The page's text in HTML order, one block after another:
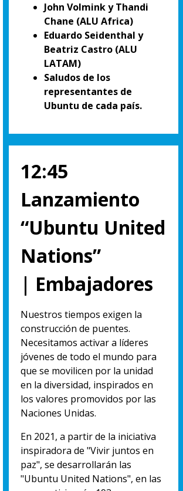
John Volmink y Thandi
Chane (ALU Africa)
Eduardo Seidenthal y
Beatriz Castro (ALU
LATAM)
Saludos de los
representantes de
Ubuntu de cada país.
12:45
Lanzamiento
“Ubuntu United
Nations”
| Embajadores
Nuestros tiempos exigen la
construcción de puentes.
Necesitamos activar a líderes
jóvenes de todo el mundo para
que se movilicen por la unidad
en la diversidad, inspirados en
los valores promovidos por las
Naciones Unidas.
En 2021, a partir de la iniciativa
inspiradora de "Vivir juntos en
paz", se desarrollarán las
"Ubuntu United Nations", en las